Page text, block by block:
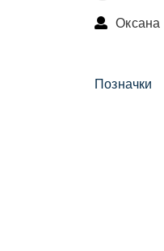
Оксана
Позначки